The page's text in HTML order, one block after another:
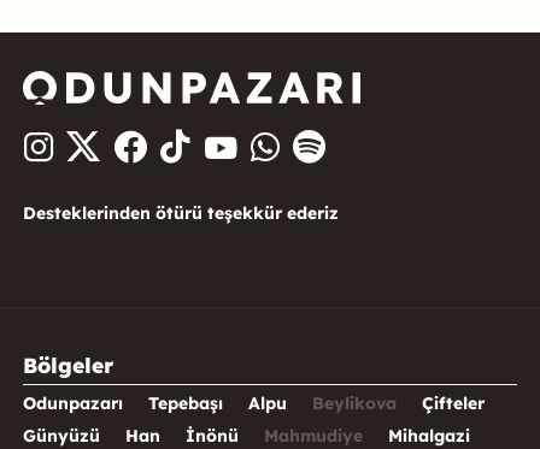
Desteklerinden ötürü teşekkür ederiz
Bölgeler
Odunpazarı Tepebaşı Alpu Beylikova
Çifteler
Günyüzü
Han İnönü Mahmudiye
Mihalgazi